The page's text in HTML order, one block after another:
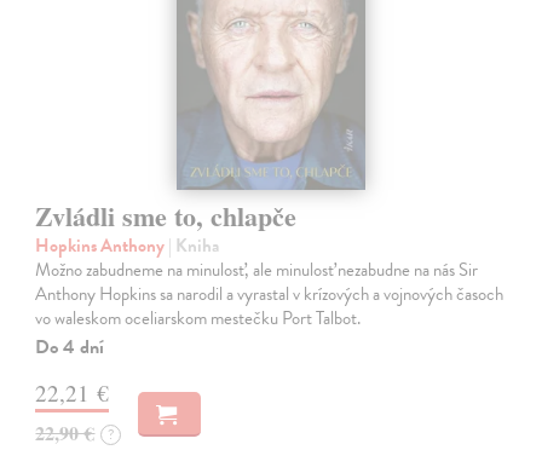
Zvládli sme to, chlapče
Hopkins Anthony| Kniha
Možno zabudneme na minulosť, ale minulosť nezabudne na nás Sir
Anthony Hopkins sa narodil a vyrastal v krízových a vojnových časoch
vo waleskom oceliarskom mestečku Port Talbot.
Do 4 dní
22,21 €
22,90 € ?